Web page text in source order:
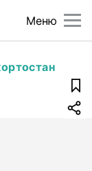
Меню